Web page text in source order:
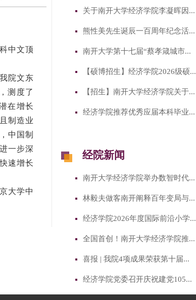
中文顶
院文东
测度了
在增长
制造业
中国制
一步深
速增长
大学中
关于南开大学经济学院李凝晖因...
熊性美先生诞辰一百周年纪念活...
南开大学第十七届“蔡孝箴城市...
【硕博招生】经济学院2026级硕...
【招生】南开大学经济学院关于...
经济学院推荐优秀应届本科毕业...
经院新闻
南开大学经济学院举办数智时代...
林毅夫做客南开阐释百年变局与...
经济学院2026年度国际前沿小学...
全国首创！南开大学经济学院推...
喜报 | 我院4项成果荣获第十届...
经济学院党委召开庆祝建党105...